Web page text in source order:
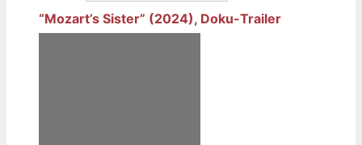
“Mozart’s Sister” (2024), Doku-Trailer